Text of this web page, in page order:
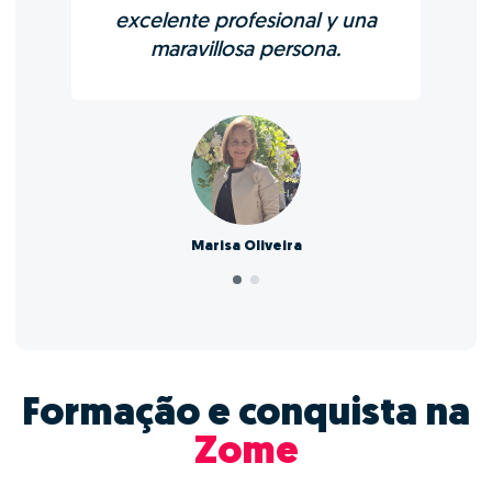
excelente profesional y una
maravillosa persona.
Marisa Oliveira
Formação e conquista na
Zome